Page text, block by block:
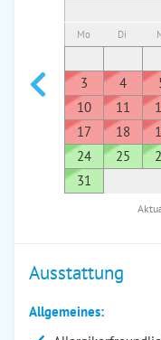
Mo Di
3
4
10
11
17
18
24
25
31
Ausstattung
Allgemeines: